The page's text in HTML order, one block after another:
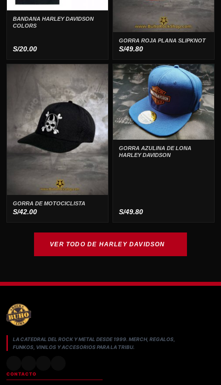
BANDANA HARLEY DAVIDSON
COLORS
S/20.00
GORRA ROJA PLANA SLIPKNOT
S/49.80
GORRA DE MOTOCICLISTA
S/42.00
GORRA AZULINA DE LONA
HARLEY DAVIDSON
S/49.80
VER TODO DE HARLEY DAVIDSON
LA CATEDRAL DEL ROCK Y METAL DESDE 1999. MERCH, REGALOS,
FUNKOS, VINILOS Y ACCESORIOS PARA LA TRIBU.
CONTACTO